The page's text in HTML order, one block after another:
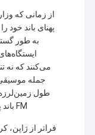
به طور
می‌کنند که نه
جمله
FM باند پهن اطلاعات بلایای به موقع را ارائه کردند.
فراتر از ژاپن،